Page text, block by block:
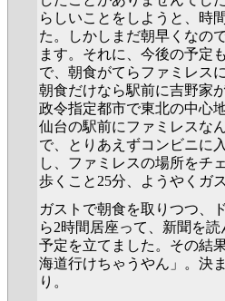
らしいことをしようと、時
た。しかしまだ朝早くなの
ます。それに、今後の予定
で、朝食がてらファミレス
朝食だけなら駅前に吉野家
政令指定都市で東北の中心
仙台の駅前にファミレスな
で、とりあえずコンビニに
し、ファミレスの場所をチ
歩くこと25分、ようやくガ
ガストで朝食を取りつつ、
ら2時間居座って、新聞を
予定を立てました。その結
海道行けちゃうやん」。決
り。